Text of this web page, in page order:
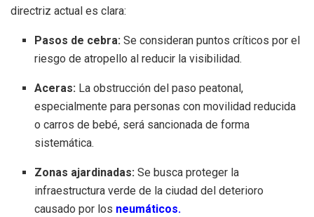
directriz actual es clara:
Pasos de cebra: Se consideran puntos críticos por el
riesgo de atropello al reducir la visibilidad.
Aceras: La obstrucción del paso peatonal,
especialmente para personas con movilidad reducida
o carros de bebé, será sancionada de forma
sistemática.
Zonas ajardinadas: Se busca proteger la
infraestructura verde de la ciudad del deterioro
causado por los neumáticos.